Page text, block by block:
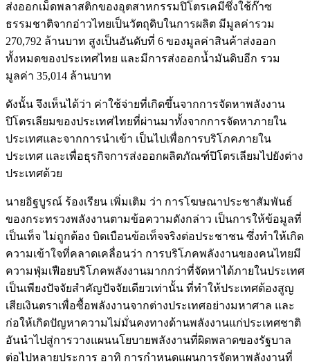
ส่งออกเม็ดพลาสติกของอุตสาหกรรมปิโตรเคมีซึ่งใช้ก๊าซ
ธรรมชาติจากอ่าวไทยเป็นวัตถุดิบในการผลิต มีมูลค่ารวม
270,792 ล้านบาท สูงเป็นอันดับที่ 6 ของมูลค่าสินค้าส่งออก
ทั้งหมดของประเทศไทย และมีการส่งออกน้ำมันดิบอีก รวม
มูลค่า 35,014 ล้านบาท
ดังนั้น จึงเห็นได้ว่า ค่าใช้จ่ายที่เกิดขึ้นจากการจัดหาพลังงาน
ปิโตรเลียมของประเทศไทยที่ผ่านมาทั้งจากการจัดหาภายใน
ประเทศและจากการนำเข้า เป็นไปเพื่อการบริโภคภายใน
ประเทศ และเพื่อธุรกิจการส่งออกผลิตภัณฑ์ปิโตรเลียมไปยังต่าง
ประเทศด้วย
นายอิฐบูรณ์ ร้องเรียน เพิ่มเติม ว่า การโฆษณาประชาสัมพันธ์
ของกระทรวงพลังงานตามข้อความดังกล่าว เป็นการให้ข้อมูลที่
เป็นเท็จ ไม่ถูกต้อง บิดเบือนข้อเท็จจริงต่อประชาชน ซึ่งทำให้เกิด
ความเข้าใจที่คลาดเคลื่อนว่า การบริโภคพลังงานของคนไทยมี
ความฟุ่มเฟือยบริโภคพลังงานมากกว่าที่จัดหาได้ภายในประเทศ
เป็นเพียงปัจจัยสำคัญปัจจัยเดียวเท่านั้น ที่ทำให้ประเทศต้องสูญ
เสียเงินตราเพื่อซื้อพลังงานจากต่างประเทศอย่างมหาศาล และ
ก่อให้เกิดปัญหาความไม่มั่นคงทางด้านพลังงานแก่ประเทศชาติ
อันนำไปสู่การวางแผนนโยบายพลังงานที่ผิดพลาดของรัฐบาล
ต่อไปหลายประการ อาทิ การกำหนดแผนการจัดหาพลังงานที่